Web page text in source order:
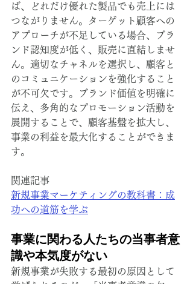
ば、どれだけ優れた製品でも売上には
つながりません。ターゲット顧客への
アプローチが不足している場合、ブラ
ンド認知度が低く、販売に直結しませ
ん。適切なチャネルを選択し、顧客と
のコミュニケーションを強化すること
が不可欠です。ブランド価値を明確に
伝え、多角的なプロモーション活動を
展開することで、顧客基盤を拡大し、
事業の利益を最大化することができま
す。
関連記事
新規事業マーケティングの教科書：成
功への道筋を学ぶ
事業に関わる人たちの当事者意
識や本気度がない
新規事業が失敗する最初の原因として